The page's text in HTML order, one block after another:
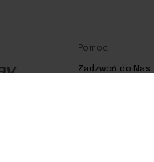
Pomoc
Zadzwoń do Nas